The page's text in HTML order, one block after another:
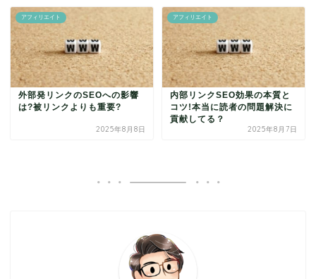
アフィリエイト
外部発リンクのSEOへの影響
は?被リンクよりも重要?
2025年8月8日
アフィリエイト
内部リンクSEO効果の本質と
コツ!本当に読者の問題解決に
貢献してる？
2025年8月7日